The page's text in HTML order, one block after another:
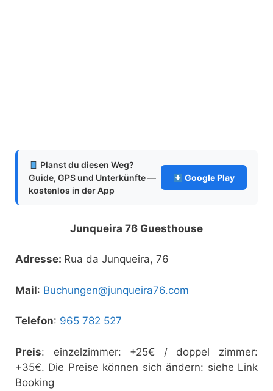
Planst du diesen Weg?
Guide, GPS und Unterkünfte —
kostenlos in der App
Google Play
Junqueira 76 Guesthouse
Adresse: Rua da Junqueira, 76
Mail: Buchungen@junqueira76.com
Telefon: 965 782 527
Preis: einzelzimmer: +25€ / doppel zimmer:
+35€. Die Preise können sich ändern: siehe Link
Booking